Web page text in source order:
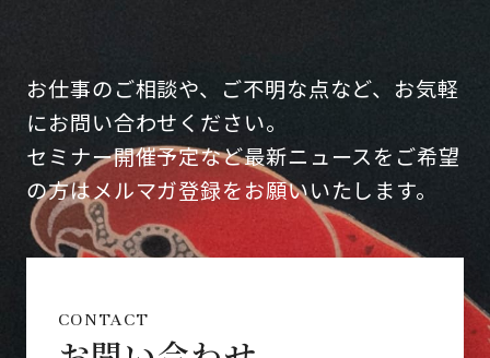
お仕事のご相談や、ご不明な点など、お気軽
にお問い合わせください。
セミナー開催予定など最新ニュースをご希望
の方はメルマガ登録をお願いいたします。
CONTACT